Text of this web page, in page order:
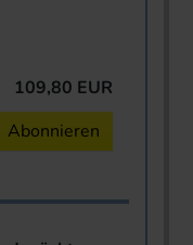
109,80 EUR
Abonnieren